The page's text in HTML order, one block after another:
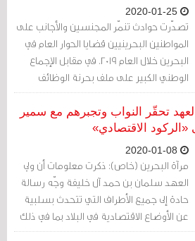
تصدّرت حوادث تنمّر المجنسين والأجانب على
المواطنين البحرينيين قضايا الحوار العام في
البحرين خلال العام 2019. في مقابل الإجماع
الوطني الكبير على ملف بحرنة الوظائف
ووقف تفضيل الأجنبي على البحريني في
التوظيف في القطاعين العام والخاص، كان لدى
رجل الأعمال الفلسطيني المجنسّ، يوسف
حامد مشعل رأي آخر.
تحقّر النواب وتجبرهم مع سمير
الاقتصادي»
مرآة البحرين (خاص): ذكرت معلومات أن ولي
العهد سلمان بن حمد آل خليفة وجّه رسالة
حادة إلى جميع الأطراف التي تتحدث بسلبية
عن الأوضاع الاقتصادية في البلاد بما في ذلك
مجلس النواب.